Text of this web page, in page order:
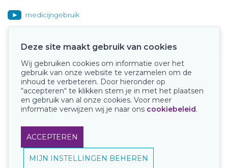
medicijngebruik
Onze keurmerken
Deze site maakt gebruik van cookies
Wij gebruiken cookies om informatie over het
gebruik van onze website te verzamelen om de
inhoud te verbeteren. Door hieronder op
“accepteren“ te klikken stem je in met het plaatsen
en gebruik van al onze cookies. Voor meer
informatie verwijzen wij je naar ons cookiebeleid.
ACCEPTEREN
MIJN INSTELLINGEN BEHEREN